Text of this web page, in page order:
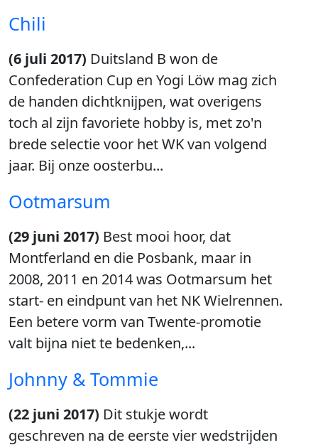
Chili
(6 juli 2017) Duitsland B won de
Confederation Cup en Yogi Löw mag zich
de handen dichtknijpen, wat overigens
toch al zijn favoriete hobby is, met zo'n
brede selectie voor het WK van volgend
jaar. Bij onze oosterbu...
Ootmarsum
(29 juni 2017) Best mooi hoor, dat
Montferland en die Posbank, maar in
2008, 2011 en 2014 was Ootmarsum het
start- en eindpunt van het NK Wielrennen.
Een betere vorm van Twente-promotie
valt bijna niet te bedenken,...
Johnny & Tommie
(22 juni 2017) Dit stukje wordt
geschreven na de eerste vier wedstrijden